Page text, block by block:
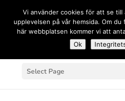
Select Page
Vi använder cookies för att se
upplevelsen på vår hemsida. Om
här webbplatsen kommer vi att
Ok